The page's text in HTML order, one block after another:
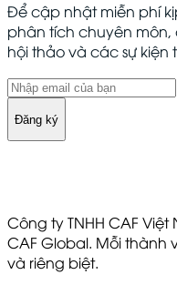
Để cập nhật miễn phí
phân tích chuyên
hội thảo và các sự
Đăng ký
Công ty TNHH CAF
CAF Global. Mỗi
và riêng biệt.